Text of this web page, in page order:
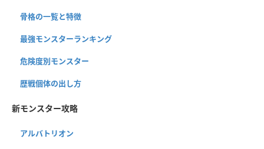
骨格の一覧と特徴
最強モンスターランキング
危険度別モンスター
歴戦個体の出し方
新モンスター攻略
アルバトリオン